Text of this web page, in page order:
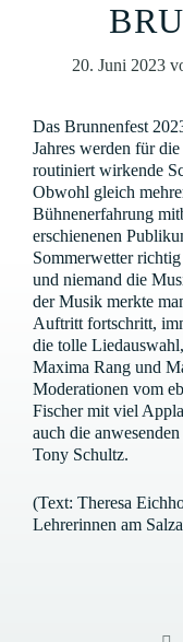
20. Juni 2023
Das Brunnenfest
Jahres werden für
routiniert wirkende
Obwohl gleich
Bühnenerfahrung
erschienenen
Sommerwetter
und niemand die
der Musik merkte
Auftritt fortschritt,
die tolle
Maxima Rang und
Moderationen vom
Fischer mit viel
auch die
Tony Schultz.
(Text: Theresa
Lehrerinnen am